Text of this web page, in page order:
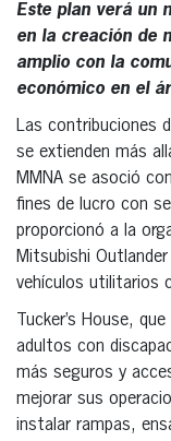
Este plan verá un
en la creación de
amplio con la
económico en el
Las contribuciones
se extienden más
MMNA se asoció
fines de lucro con
proporcionó a la
Mitsubishi
vehículos utilitarios
Tucker’s House,
adultos con
más seguros y
mejorar sus
instalar rampas,